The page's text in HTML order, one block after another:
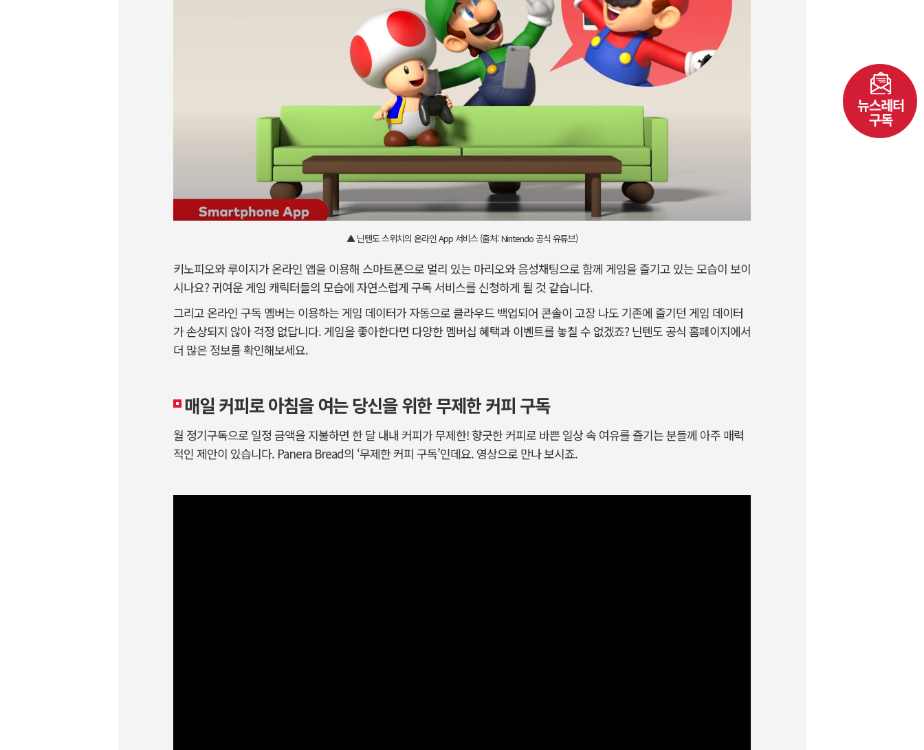
▲ 닌텐도 스위치의 온라인 App 서비스 (출처: Nintendo 공식 유튜브)
키노피오와 루이지가 온라인 앱을 이용해 스마트폰으로 멀리 있는 마리오와 음성채팅으로 함께 게임을 즐기고 있는 모습이 보이
시나요? 귀여운 게임 캐릭터들의 모습에 자연스럽게 구독 서비스를 신청하게 될 것 같습니다.
그리고 온라인 구독 멤버는 이용하는 게임 데이터가 자동으로 클라우드 백업되어 콘솔이 고장 나도 기존에 즐기던 게임 데이터
가 손상되지 않아 걱정 없답니다. 게임을 좋아한다면 다양한 멤버십 혜택과 이벤트를 놓칠 수 없겠죠? 닌텐도 공식 홈페이지에서
더 많은 정보를 확인해보세요.
매일 커피로 아침을 여는 당신을 위한 무제한 커피 구독
월 정기구독으로 일정 금액을 지불하면 한 달 내내 커피가 무제한! 향긋한 커피로 바쁜 일상 속 여유를 즐기는 분들께 아주 매력
적인 제안이 있습니다. Panera Bread의 ‘무제한 커피 구독’인데요. 영상으로 만나 보시죠.